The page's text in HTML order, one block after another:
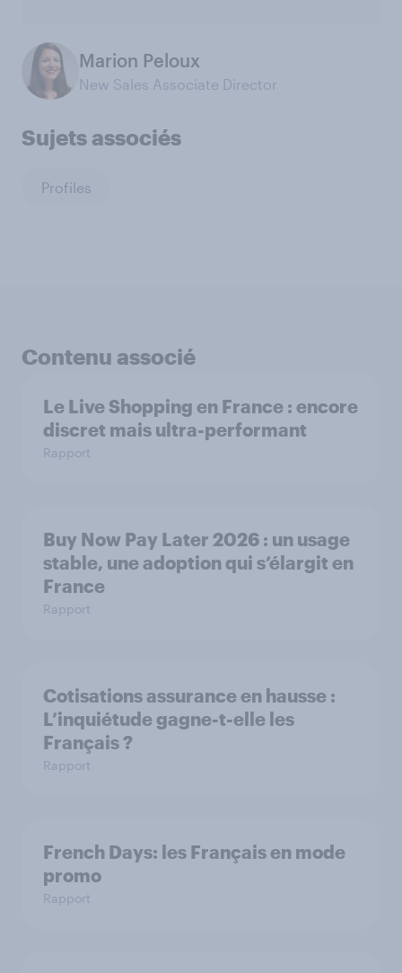
Marion Peloux
New Sales Associate Director
Sujets associés
Profiles
Contenu associé
Le Live Shopping en France : encore
discret mais ultra-performant
Rapport
Buy Now Pay Later 2026 : un usage
stable, une adoption qui s’élargit en
France
Rapport
Cotisations assurance en hausse :
L’inquiétude gagne-t-elle les
Français ?
Rapport
French Days: les Français en mode
promo
Rapport